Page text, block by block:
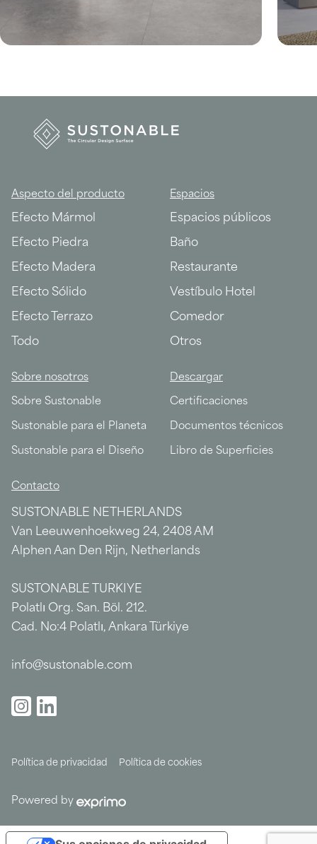
Aspecto del producto
Efecto Mármol
Efecto Piedra
Efecto Madera
Efecto Sólido
Efecto Terrazo
Todo
Espacios
Espacios públicos
Baño
Restaurante
Vestíbulo Hotel
Comedor
Otros
Sobre nosotros
Sobre Sustonable
Sustonable para el Planeta
Sustonable para el Diseño
Descargar
Certificaciones
Documentos técnicos
Libro de Superficies
Contacto
SUSTONABLE NETHERLANDS
Van Leeuwenhoekweg 24, 2408 AM
Alphen Aan Den Rijn, Netherlands
SUSTONABLE TURKIYE
Polatlı Org. San. Böl. 212.
Cad. No:4 Polatlı, Ankara Türkiye
info@sustonable.com
Política de privacidad Política de cookies
Powered by